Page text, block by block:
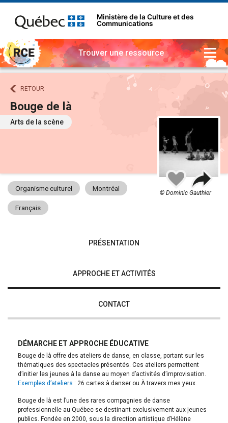
Ministère de la Culture et des
Communications
Trouver une ressource
RETOUR
Bouge de là
Arts de la scène
Ajouter
mes
© Dominic Gauthier
Organisme culturel Montréal
Français
PRÉSENTATION
APPROCHE ET ACTIVITÉS
CONTACT
DÉMARCHE ET APPROCHE ÉDUCATIVE
Bouge de là offre des ateliers de danse, en classe, portant sur les
thématiques des spectacles présentés. Ces ateliers permettent
d’initier les jeunes à la danse au moyen d’activités d’improvisation.
Exemples d’ateliers : 26 cartes à danser ou À travers mes yeux.
Bouge de là est l’une des rares compagnies de danse
professionnelle au Québec se destinant exclusivement aux jeunes
publics. Fondée en 2000, sous la direction artistique d’Hélène